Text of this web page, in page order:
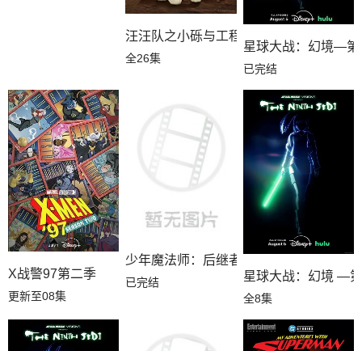
汪汪队之小砾与工程家族第三季国语
全26集
星球大战：幻境—第
已完结
X战警97第二季
更新至08集
少年魔法师：后继者第三季
已完结 星球大战：幻境 —
全8集